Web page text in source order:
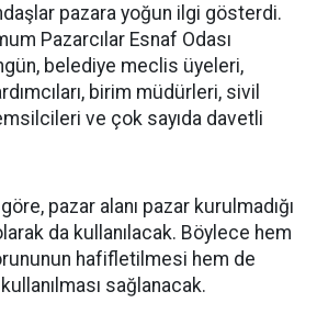
pazara yoğun ilgi gösterdi.
Pazarcılar Esnaf Odası
belediye meclis üyeleri,
birim müdürleri, sivil
ve çok sayıda davetli
pazar alanı pazar kurulmadığı
da kullanılacak. Böylece hem
hafifletilmesi hem de
sağlanacak.